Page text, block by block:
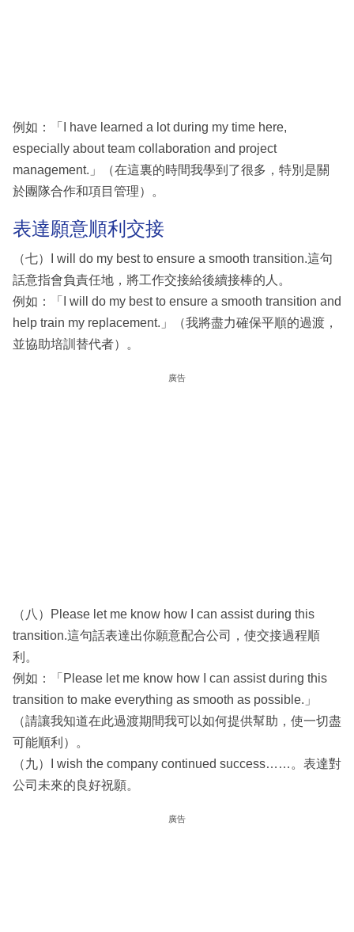
例如：「I have learned a lot during my time here,
especially about team collaboration and project
management.」（在這裏的時間我學到了很多，特別是關
於團隊合作和項目管理）。
表達願意順利交接
（七）I will do my best to ensure a smooth transition.這句
話意指會負責任地，將工作交接給後續接棒的人。
例如：「I will do my best to ensure a smooth transition and
help train my replacement.」（我將盡力確保平順的過渡，
並協助培訓替代者）。
廣告
（八）Please let me know how I can assist during this
transition.這句話表達出你願意配合公司，使交接過程順
利。
例如：「Please let me know how I can assist during this
transition to make everything as smooth as possible.」
（請讓我知道在此過渡期間我可以如何提供幫助，使一切盡
可能順利）。
（九）I wish the company continued success……。表達對
公司未來的良好祝願。
廣告